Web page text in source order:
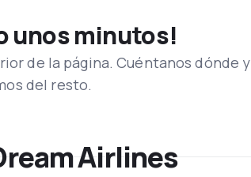
unos minutos!
de la página. Cuéntanos dónde y
del resto.
Airlines